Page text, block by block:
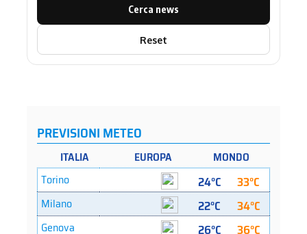
Cerca news
Reset